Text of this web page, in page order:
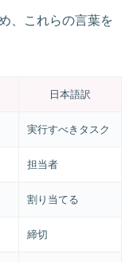
、これらの言葉を
日本語訳
実行すべきタスク
担当者
割り当てる
締切